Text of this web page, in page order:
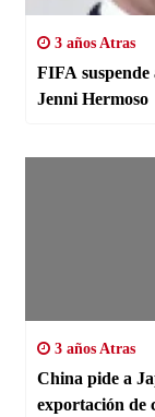
3 años Atras
FIFA suspende
Jenni Hermoso
3 años Atras
China pide a
exportación de